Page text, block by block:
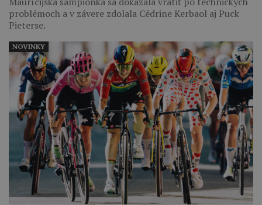
problémoch a v závere zdolala Cédrine Kerbaol aj Puck
Pieterse.
NOVINKY